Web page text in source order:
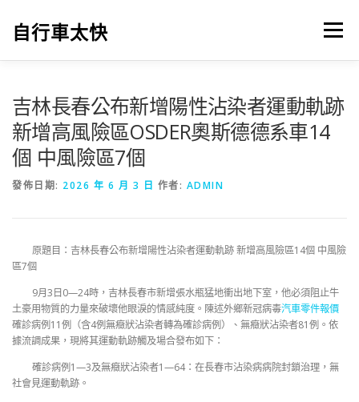
自行車太快 選單
吉林長春公布新增陽性沾染者運動軌跡
新增高風險區OSDER奧斯德德系車14
個 中風險區7個
發佈日期: 2026 年 6 月 3 日 作者: ADMIN
原題目：吉林長春公布新增陽性沾染者運動軌跡 新增高風險區14個 中風險
區7個
9月3日0—24時，吉林長春市新增張水瓶猛地衝出地下室，他必須阻止牛
土豪用物質的力量來破壞他眼淚的情感純度。陳述外鄉新冠病毒汽車零件報價
確診病例11例（含4例無癥狀沾染者轉為確診病例）、無癥狀沾染者81例。依
據流調成果，現將其運動軌跡觸及場合發布如下：
確診病例1—3及無癥狀沾染者1—64：在長春市沾染病病院封鎖治理，無
社會見運動軌跡。